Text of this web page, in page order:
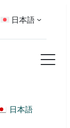
日本語
日本語